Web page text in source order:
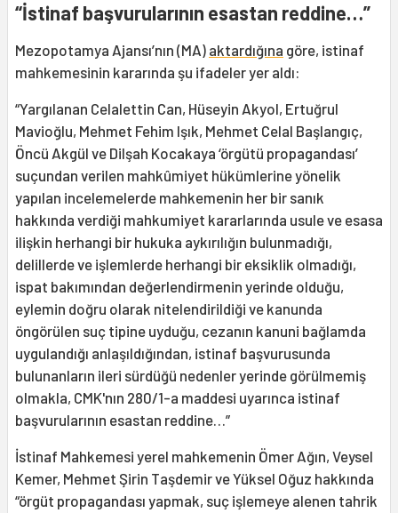
“İstinaf başvurularının esastan reddine…”
Mezopotamya Ajansı’nın (MA) aktardığına göre, istinaf
mahkemesinin kararında şu ifadeler yer aldı:
“Yargılanan Celalettin Can, Hüseyin Akyol, Ertuğrul
Mavioğlu, Mehmet Fehim Işık, Mehmet Celal Başlangıç,
Öncü Akgül ve Dilşah Kocakaya ‘örgütü propagandası’
suçundan verilen mahkûmiyet hükümlerine yönelik
yapılan incelemelerde mahkemenin her bir sanık
hakkında verdiği mahkumiyet kararlarında usule ve esasa
ilişkin herhangi bir hukuka aykırılığın bulunmadığı,
delillerde ve işlemlerde herhangi bir eksiklik olmadığı,
ispat bakımından değerlendirmenin yerinde olduğu,
eylemin doğru olarak nitelendirildiği ve kanunda
öngörülen suç tipine uyduğu, cezanın kanuni bağlamda
uygulandığı anlaşıldığından, istinaf başvurusunda
bulunanların ileri sürdüğü nedenler yerinde görülmemiş
olmakla, CMK'nın 280/1-a maddesi uyarınca istinaf
başvurularının esastan reddine…”
İstinaf Mahkemesi yerel mahkemenin Ömer Ağın, Veysel
Kemer, Mehmet Şirin Taşdemir ve Yüksel Oğuz hakkında
“örgüt propagandası yapmak, suç işlemeye alenen tahrik